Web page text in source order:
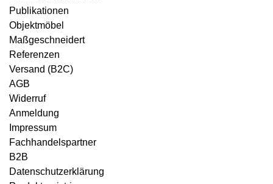
Publikationen
Objektmöbel
Maßgeschneidert
Referenzen
Versand (B2C)
AGB
Widerruf
Anmeldung
Impressum
Fachhandelspartner
B2B
Datenschutzerklärung